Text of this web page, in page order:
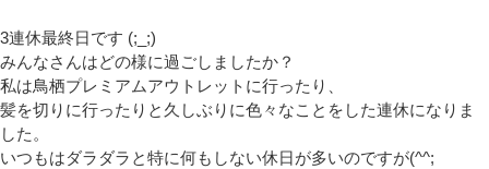
3連休最終日です (;_;)
みんなさんはどの様に過ごしましたか？
私は鳥栖プレミアムアウトレットに行ったり、
髪を切りに行ったりと久しぶりに色々なことをした連休になりま
した。
いつもはダラダラと特に何もしない休日が多いのですが(^^;